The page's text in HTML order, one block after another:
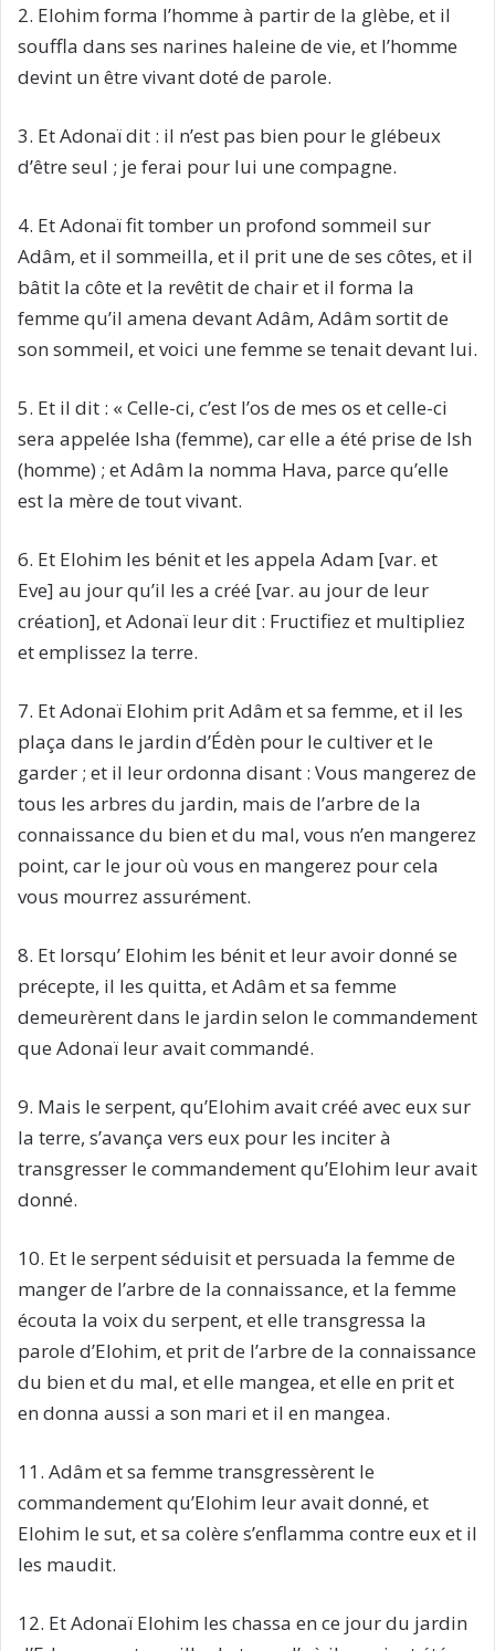
2. Elohim forma l’homme à partir de la glèbe, et il
souffla dans ses narines haleine de vie, et l’homme
devint un être vivant doté de parole.
3. Et Adonaï dit : il n’est pas bien pour le glébeux
d’être seul ; je ferai pour lui une compagne.
4. Et Adonaï fit tomber un profond sommeil sur
Adâm, et il sommeilla, et il prit une de ses côtes, et il
bâtit la côte et la revêtit de chair et il forma la
femme qu’il amena devant Adâm, Adâm sortit de
son sommeil, et voici une femme se tenait devant lui.
5. Et il dit : « Celle-ci, c’est l’os de mes os et celle-ci
sera appelée Isha (femme), car elle a été prise de Ish
(homme) ; et Adâm la nomma Hava, parce qu’elle
est la mère de tout vivant.
6. Et Elohim les bénit et les appela Adam [var. et
Eve] au jour qu’il les a créé [var. au jour de leur
création], et Adonaï leur dit : Fructifiez et multipliez
et emplissez la terre.
7. Et Adonaï Elohim prit Adâm et sa femme, et il les
plaça dans le jardin d’Édèn pour le cultiver et le
garder ; et il leur ordonna disant : Vous mangerez de
tous les arbres du jardin, mais de l’arbre de la
connaissance du bien et du mal, vous n’en mangerez
point, car le jour où vous en mangerez pour cela
vous mourrez assurément.
8. Et lorsqu’ Elohim les bénit et leur avoir donné se
précepte, il les quitta, et Adâm et sa femme
demeurèrent dans le jardin selon le commandement
que Adonaï leur avait commandé.
9. Mais le serpent, qu’Elohim avait créé avec eux sur
la terre, s’avança vers eux pour les inciter à
transgresser le commandement qu’Elohim leur avait
donné.
10. Et le serpent séduisit et persuada la femme de
manger de l’arbre de la connaissance, et la femme
écouta la voix du serpent, et elle transgressa la
parole d’Elohim, et prit de l’arbre de la connaissance
du bien et du mal, et elle mangea, et elle en prit et
en donna aussi a son mari et il en mangea.
11. Adâm et sa femme transgressèrent le
commandement qu’Elohim leur avait donné, et
Elohim le sut, et sa colère s’enflamma contre eux et il
les maudit.
12. Et Adonaï Elohim les chassa en ce jour du jardin